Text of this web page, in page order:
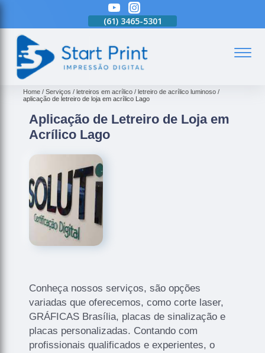
(61) 3465-5301
Home Serviços letreiros em acrílico
letreiro de acrílico luminoso
aplicação de letreiro de loja em acrílico Lago
Aplicação de Letreiro de Loja em
Acrílico Lago
Conheça nossos serviços, são opções
variadas que oferecemos, como corte laser,
GRÁFICAS Brasília, placas de sinalização e
placas personalizadas. Contando com
profissionais qualificados e experientes, o